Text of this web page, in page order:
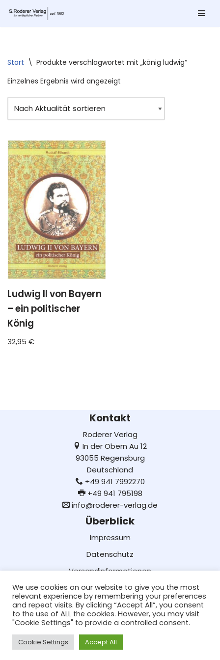
Start \ Produkte verschlagwortet mit „könig ludwig“
Einzelnes Ergebnis wird angezeigt
Ludwig II von Bayern
– ein politischer
König
32,95 €
Kontakt
Roderer Verlag
In der Obern Au 12
93055 Regensburg
Deutschland
+49 941 7992270
+49 941 795198
info@roderer-verlag.de
Überblick
Impressum
Datenschutz
Versandinformationen
Lieferung und Bezahlung
AGB
Social Media
Facebook
We use cookies on our website to give you the most
relevant experience by remembering your preferences
and repeat visits. By clicking “Accept All”, you consent
to the use of ALL the cookies. However, you may visit
"Cookie Settings" to provide a controlled consent.
Cookie Settings Accept All